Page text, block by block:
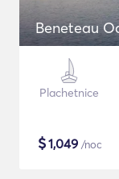
Beneteau
Plachetnice
$1,049 /noc